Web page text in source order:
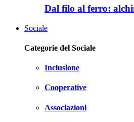
Dal filo al ferro:
Sociale
Categorie del Sociale
Inclusione
Cooperative
Associazioni